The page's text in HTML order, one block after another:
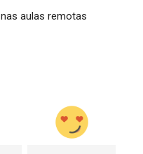
aulas remotas